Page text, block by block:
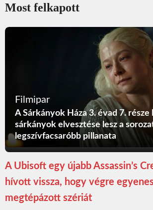
Most felkapott
Filmipar
A Sárkányok Háza 3. évad 7. része
sárkányok elvesztése lesz a
legszívfacsaróbb pillanata
A Ubisoft egy újabb Assassin’s
hívott vissza, hogy végre
megtépázott szériát